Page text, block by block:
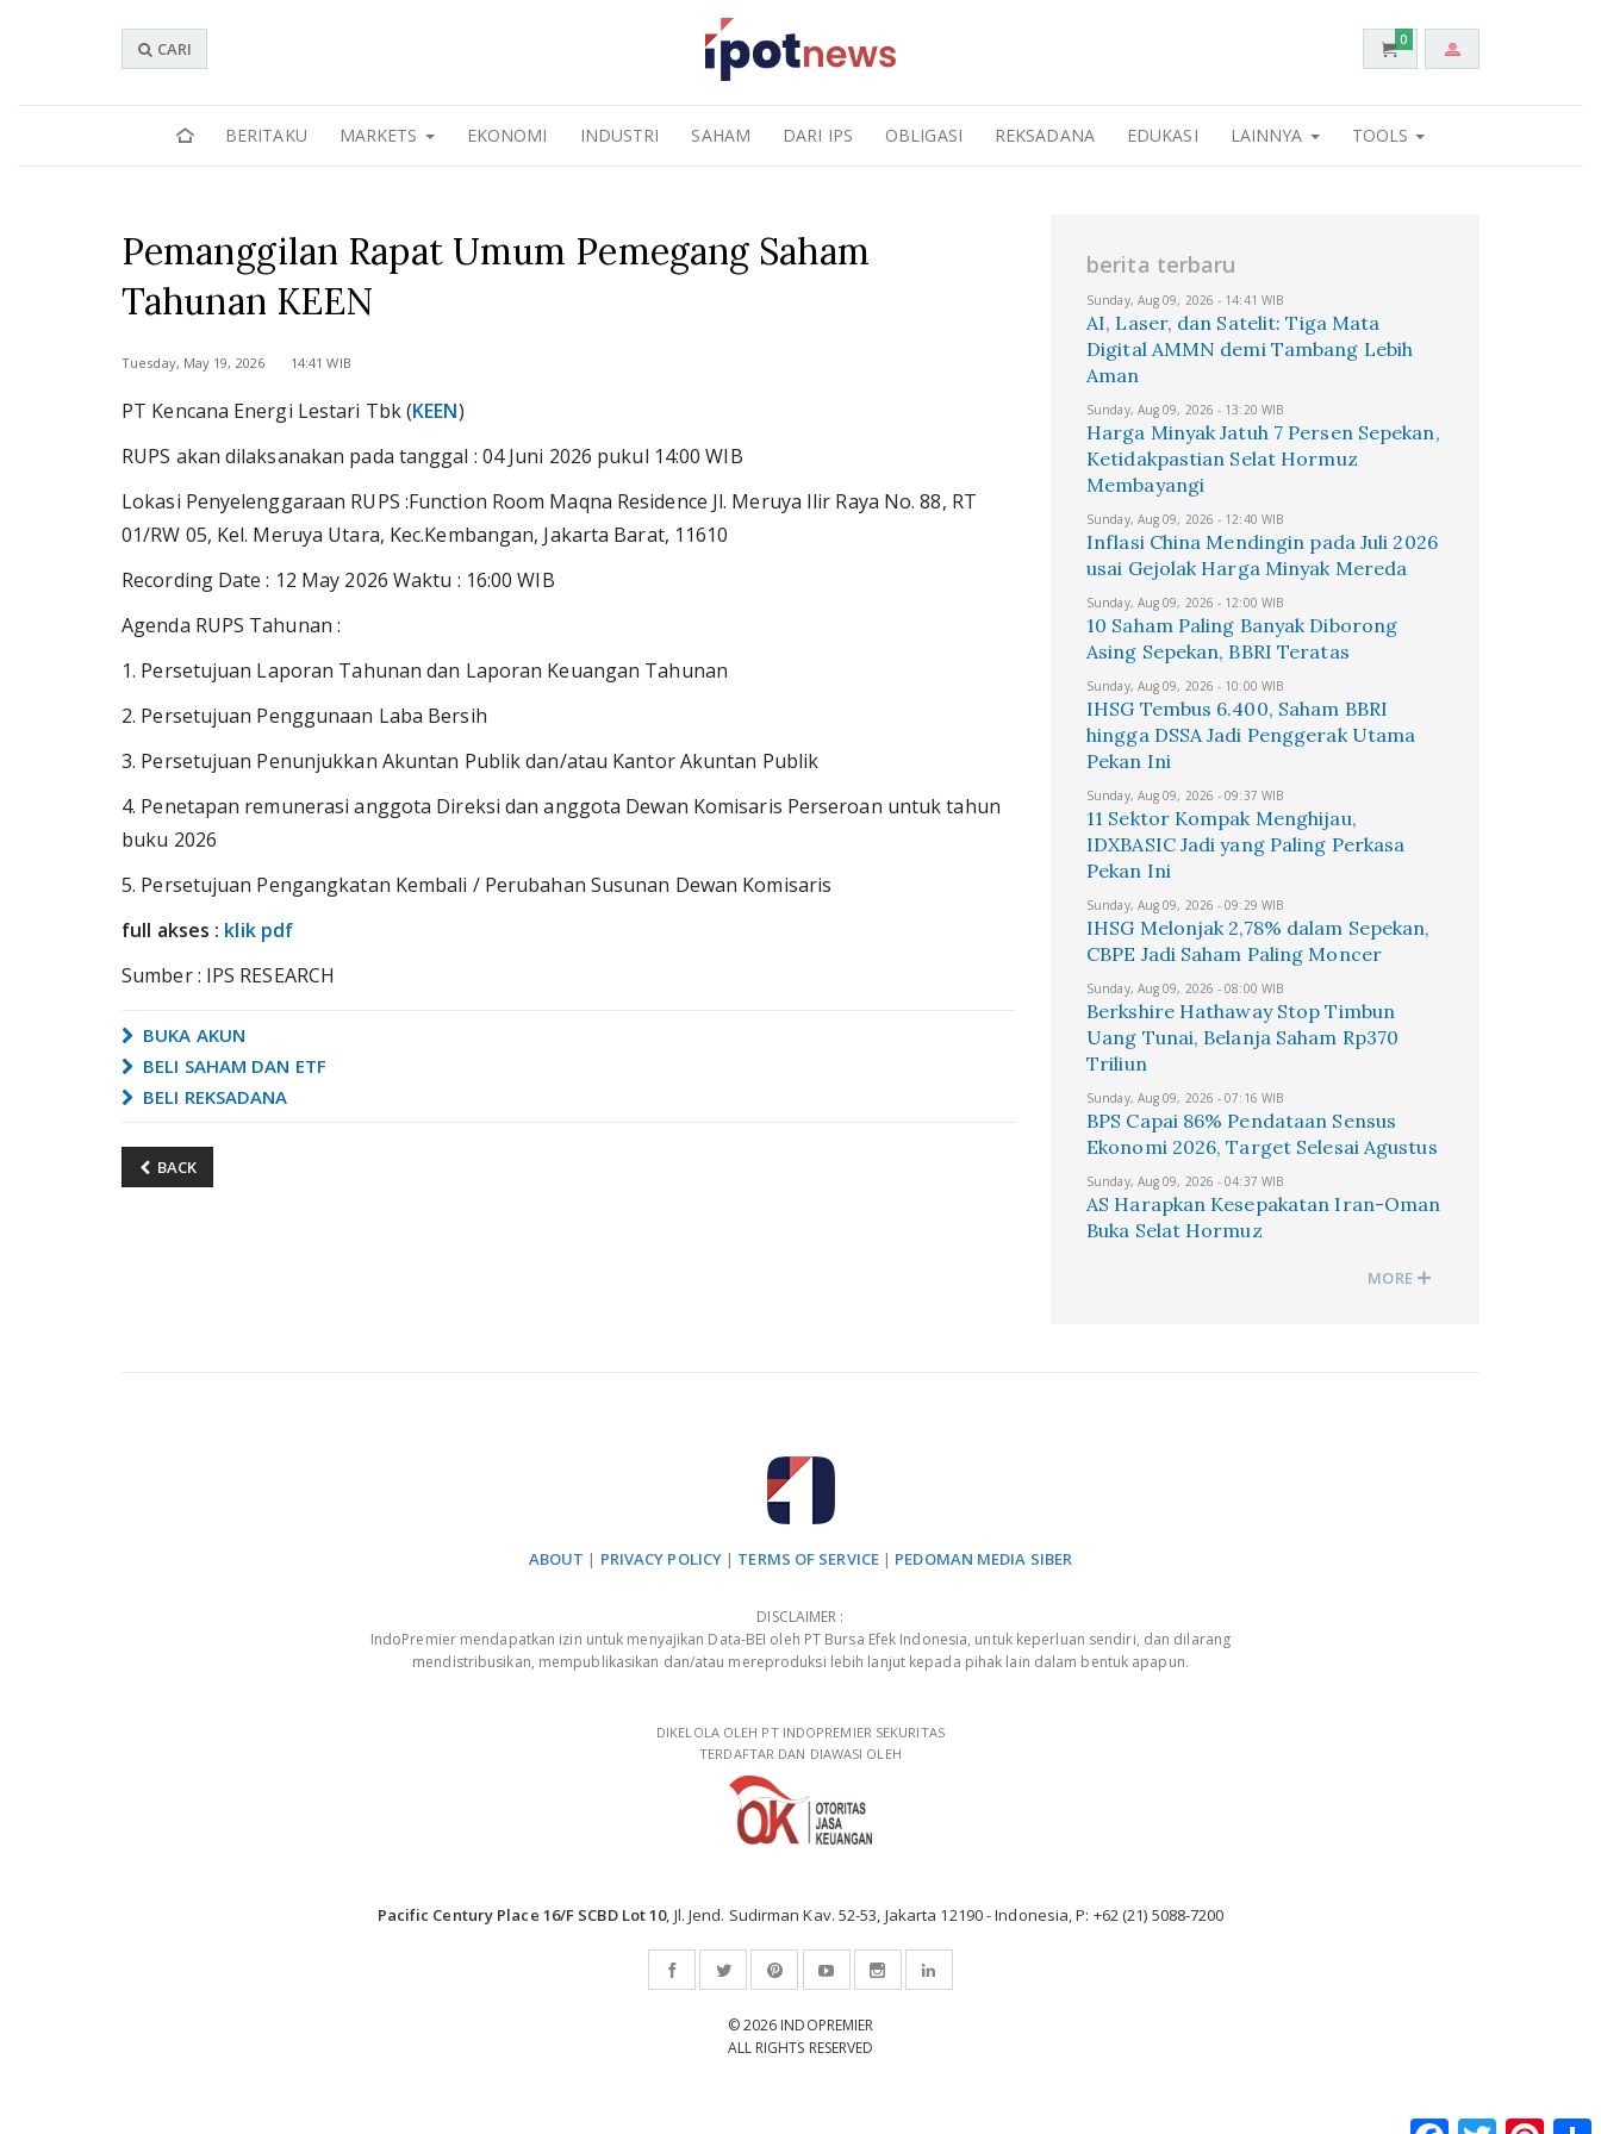
CARI 0
BERITAKU MARKETS EKONOMI INDUSTRI SAHAM DARI IPS OBLIGASI REKSADANA EDUKASI LAINNYA TOOLS
Pemanggilan Rapat Umum Pemegang Saham
Tahunan KEEN
Tuesday, May 19, 2026 14:41 WIB
PT Kencana Energi Lestari Tbk (KEEN)
RUPS akan dilaksanakan pada tanggal : 04 Juni 2026 pukul 14:00 WIB
Lokasi Penyelenggaraan RUPS :Function Room Maqna Residence Jl. Meruya Ilir Raya No. 88, RT
01/RW 05, Kel. Meruya Utara, Kec.Kembangan, Jakarta Barat, 11610
Recording Date : 12 May 2026 Waktu : 16:00 WIB
Agenda RUPS Tahunan :
1. Persetujuan Laporan Tahunan dan Laporan Keuangan Tahunan
2. Persetujuan Penggunaan Laba Bersih
3. Persetujuan Penunjukkan Akuntan Publik dan/atau Kantor Akuntan Publik
4. Penetapan remunerasi anggota Direksi dan anggota Dewan Komisaris Perseroan untuk tahun
buku 2026
5. Persetujuan Pengangkatan Kembali / Perubahan Susunan Dewan Komisaris
full akses : klik pdf
Sumber : IPS RESEARCH
BUKA AKUN
BELI SAHAM DAN ETF
BELI REKSADANA
BACK
FacebookTwitter
berita terbaru
Sunday, Aug 09, 2026 - 14:41 WIB
AI, Laser, dan Satelit: Tiga Mata
Digital AMMN demi Tambang Lebih
Aman
Sunday, Aug 09, 2026 - 13:20 WIB
Harga Minyak Jatuh 7 Persen Sepekan,
Ketidakpastian Selat Hormuz
Membayangi
Sunday, Aug 09, 2026 - 12:40 WIB
Inflasi China Mendingin pada Juli 2026
usai Gejolak Harga Minyak Mereda
Sunday, Aug 09, 2026 - 12:00 WIB
10 Saham Paling Banyak Diborong
Asing Sepekan, BBRI Teratas
Sunday, Aug 09, 2026 - 10:00 WIB
IHSG Tembus 6.400, Saham BBRI
hingga DSSA Jadi Penggerak Utama
Pekan Ini
Sunday, Aug 09, 2026 - 09:37 WIB
11 Sektor Kompak Menghijau,
IDXBASIC Jadi yang Paling Perkasa
Pekan Ini
Sunday, Aug 09, 2026 - 09:29 WIB
IHSG Melonjak 2,78% dalam Sepekan,
CBPE Jadi Saham Paling Moncer
Sunday, Aug 09, 2026 - 08:00 WIB
Berkshire Hathaway Stop Timbun
Uang Tunai, Belanja Saham Rp370
Triliun
Sunday, Aug 09, 2026 - 07:16 WIB
BPS Capai 86% Pendataan Sensus
Ekonomi 2026, Target Selesai Agustus
Sunday, Aug 09, 2026 - 04:37 WIB
AS Harapkan Kesepakatan Iran-Oman
Buka Selat Hormuz
MORE
ABOUT | PRIVACY POLICY | TERMS OF SERVICE| PEDOMAN MEDIA SIBER
DISCLAIMER :
IndoPremier mendapatkan izin untuk menyajikan Data-BEI oleh PT Bursa Efek Indonesia, untuk keperluan sendiri, dan dilarang
mendistribusikan, mempublikasikan dan/atau mereproduksi lebih lanjut kepada pihak lain dalam bentuk apapun.
DIKELOLA OLEH PT INDOPREMIER SEKURITAS
TERDAFTAR DAN DIAWASI OLEH
Pacific Century Place 16/F SCBD Lot 10, Jl. Jend. Sudirman Kav. 52-53, Jakarta 12190 - Indonesia, P: +62 (21) 5088-7200
© 2026 INDOPREMIER
ALL RIGHTS RESERVED